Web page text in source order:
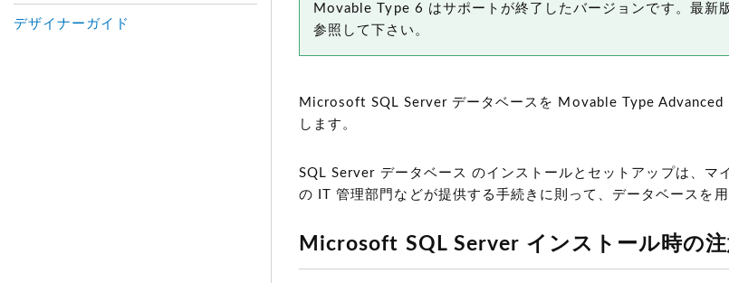
Movable Type 6 はサポートが終了したバージョンです。最新
参照して下さい。
Microsoft SQL Server データベースを Movable Type Advanced
します。
SQL Server データベース のインストールとセットアップは、マ
の IT 管理部門などが提供する手続きに則って、データベースを用
Microsoft SQL Server インストール時の注
デザイナーガイド